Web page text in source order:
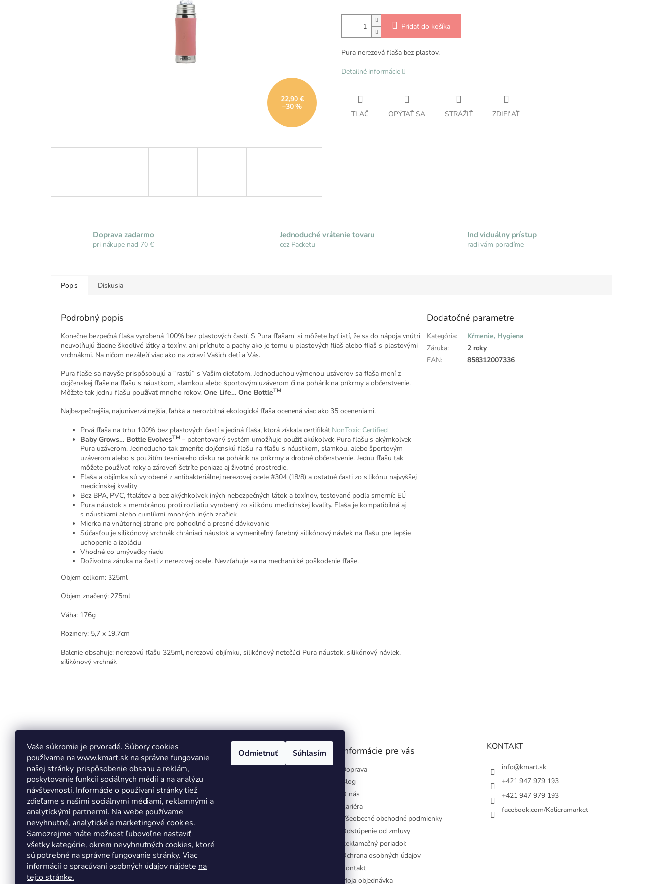
Vaše súkromie je prvoradé. Súbory cookies
používame nawww.kmart.sk na správne fungovanie
našej stránky, prispôsobenie obsahu a reklám,
poskytovanie funkcií sociálnych médií a na analýzu
návštevnosti. Informácie o používaní stránky tiež
zdieľame s našimi sociálnymi médiami, reklamnými a
analytickými partnermi. Na webe používame
nevyhnutné, analytické a marketingové cookies.
Samozrejme máte možnosť ľubovoľne nastaviť
všetky kategórie, okrem nevyhnutných cookies, ktoré
sú potrebné na správne fungovanie stránky. Viac
informácií o spracúvaní osobných údajov nájdete na
tejto stránke.
Odmietnuť Súhlasím
22,90 €
–30 %
Pridať do košíka
Pura nerezová fľaša bez plastov.
Detailné informácie
TLAČ OPÝTAŤ SA STRÁŽIŤ ZDIEĽAŤ
Doprava zadarmo
pri nákupe nad 70 €
Jednoduché vrátenie tovaru
cez Packetu
Individuálny prístup
radi vám poradíme
Popis Diskusia
Podrobný popis
Konečne bezpečná fľaša vyrobená 100% bez plastových častí. S Pura fľašami si môžete byť istí, že sa do nápoja vnútri
neuvoľňujú žiadne škodlivé látky a toxíny, ani príchute a pachy ako je tomu u plastových fliaš alebo fliaš s plastovými
vrchnákmi. Na ničom nezáleží viac ako na zdraví Vašich detí a Vás.
Pura fľaše sa navyše prispôsobujú a “rastú” s Vašim dieťaťom. Jednoduchou výmenou uzáverov sa fľaša mení z
dojčenskej fľaše na fľašu s náustkom, slamkou alebo športovým uzáverom či na pohárik na príkrmy a občerstvenie.
Môžete tak jednu fľašu používať mnoho rokov. One Life… One BottleTM
Najbezpečnejšia, najuniverzálnejšia, ľahká a nerozbitná ekologická fľaša ocenená viac ako 35 oceneniami.
Prvá fľaša na trhu 100% bez plastových častí a jediná fľaša, ktorá získala certifikát NonToxic Certified
Baby Grows… Bottle EvolvesTM – patentovaný systém umožňuje použiť akúkoľvek Pura fľašu s akýmkoľvek
Pura uzáverom. Jednoducho tak zmeníte dojčenskú fľašu na fľašu s náustkom, slamkou, alebo športovým
uzáverom alebo s použitím tesniaceho disku na pohárik na príkrmy a drobné občerstvenie. Jednu fľašu tak
môžete používať roky a zároveň šetríte peniaze aj životné prostredie.
Fľaša a objímka sú vyrobené z antibakteriálnej nerezovej ocele #304 (18/8) a ostatné časti zo silikónu najvyššej
medicínskej kvality
Bez BPA, PVC, ftalátov a bez akýchkoľvek iných nebezpečných látok a toxínov, testované podľa smerníc EÚ
Pura náustok s membránou proti rozliatiu vyrobený zo silikónu medicínskej kvality. Fľaša je kompatibilná aj
s náustkami alebo cumlíkmi mnohých iných značiek.
Mierka na vnútornej strane pre pohodlné a presné dávkovanie
Súčasťou je silikónový vrchnák chrániaci náustok a vymeniteľný farebný silikónový návlek na fľašu pre lepšie
uchopenie a izoláciu
Vhodné do umývačky riadu
Doživotná záruka na časti z nerezovej ocele. Nevzťahuje sa na mechanické poškodenie fľaše.
Objem celkom: 325ml
Objem značený: 275ml
Váha: 176g
Rozmery: 5,7 x 19,7cm
Balenie obsahuje: nerezovú fľašu 325ml, nerezovú objímku, silikónový netečúci Pura náustok, silikónový návlek,
silikónový vrchnák
Dodatočné parametre
Kategória:
Kŕmenie, Hygiena
Záruka:
2 roky
EAN: 858312007336
Facebook Informácie pre vás
Doprava
Blog
O nás
Kariéra
Všeobecné obchodné podmienky
Odstúpenie od zmluvy
Reklamačný poriadok
Ochrana osobných údajov
Kontakt
Moja objednávka
KONTAKT
info@kmart.sk
+421 947 979 193
+421 947 979 193
facebook.com/Kolieramarket